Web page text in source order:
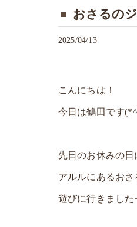
おさるの
2025/04/13
こんにちは！
今日は鶴田です
先日のお休みの日
アルルにあるお
遊びに行きました